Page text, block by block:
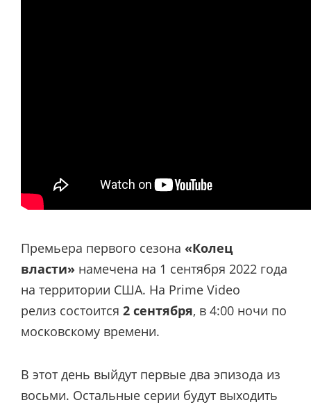
Премьера первого сезона «Колец
власти» намечена на 1 сентября 2022 года
на территории США. На Prime Video
релиз состоится 2 сентября, в 4:00 ночи по
московскому времени.
В этот день выйдут первые два эпизода из
восьми. Остальные серии будут выходить